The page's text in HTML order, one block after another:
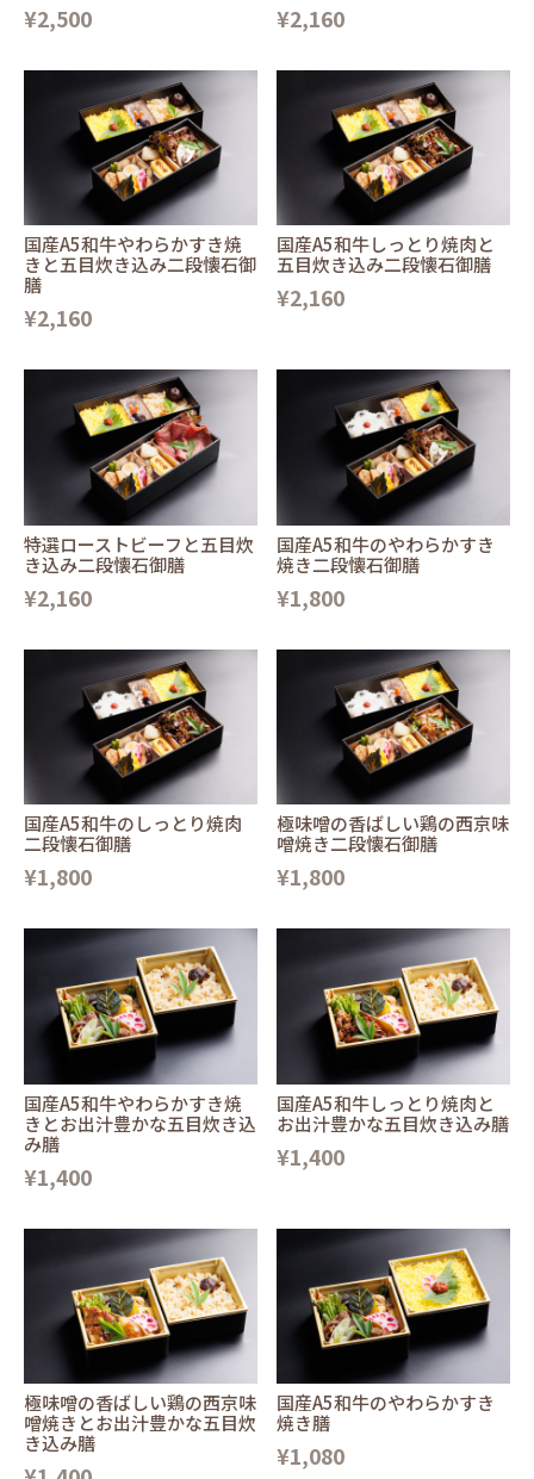
¥2,500 ¥2,160
国産A5和牛やわらかすき焼
きと五目炊き込み二段懐石御
膳
¥2,160
国産A5和牛しっとり焼肉と
五目炊き込み二段懐石御膳
¥2,160
特選ローストビーフと五目炊
き込み二段懐石御膳
¥2,160
国産A5和牛のやわらかすき
焼き二段懐石御膳
¥1,800
国産A5和牛のしっとり焼肉
二段懐石御膳
¥1,800
極味噌の香ばしい鶏の西京味
噌焼き二段懐石御膳
¥1,800
国産A5和牛やわらかすき焼
きとお出汁豊かな五目炊き込
み膳
¥1,400
国産A5和牛しっとり焼肉と
お出汁豊かな五目炊き込み膳
¥1,400
極味噌の香ばしい鶏の西京味
噌焼きとお出汁豊かな五目炊
き込み膳
国産A5和牛のやわらかすき
焼き膳
¥1,080